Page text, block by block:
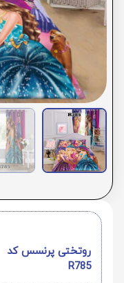
روتختی پرنسس کد
R785